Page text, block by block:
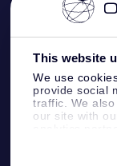
This website
We use
provide social
traffic. We
our site with
information
One
OSR
Fly me to